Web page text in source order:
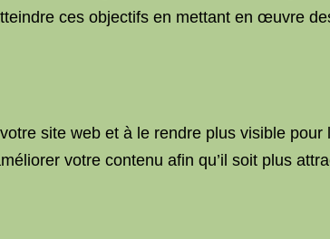
ces objectifs en mettant en œuvre
site web et à le rendre plus visible pour
votre contenu afin qu’il soit plus